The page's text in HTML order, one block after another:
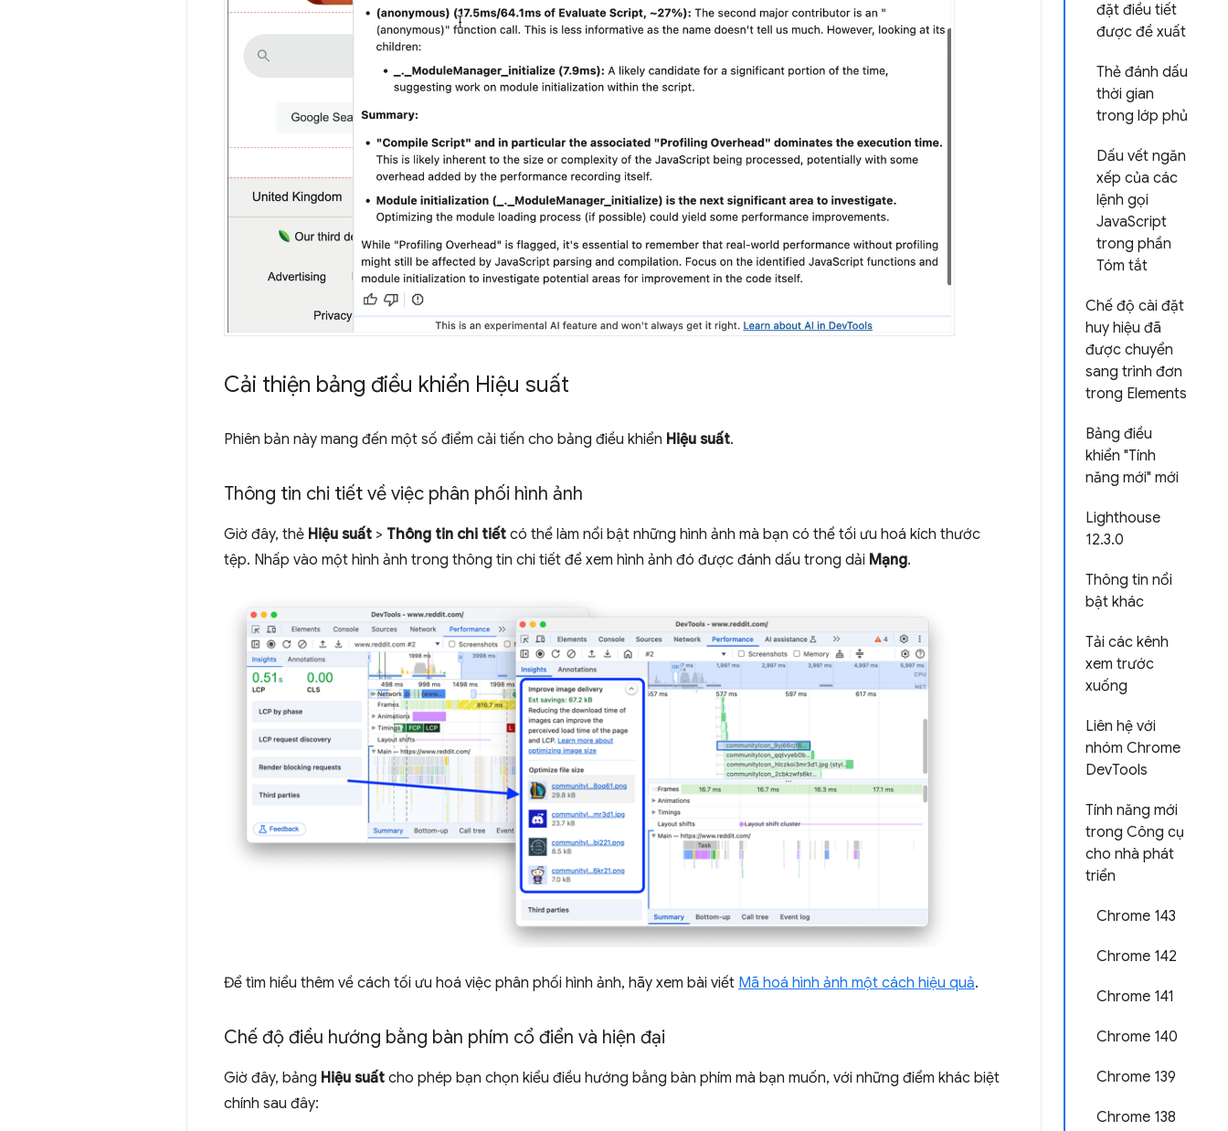
đặt điều tiết
được đề xuất
Thẻ đánh dấu
thời gian
trong lớp phủ
Dấu vết ngăn
xếp của các
lệnh gọi
JavaScript
trong phần
Tóm tắt
Chế độ cài đặt
huy hiệu đã
được chuyển
sang trình đơn
trong Elements
Bảng điều
khiển "Tính
năng mới" mới
Lighthouse
12.3.0
Thông tin nổi
bật khác
Tải các kênh
xem trước
xuống
Liên hệ với
nhóm Chrome
DevTools
Tính năng mới
trong Công cụ
cho nhà phát
triển
Chrome 143
Chrome 142
Chrome 141
Chrome 140
Chrome 139
Chrome 138
Cải thiện bảng điều khiển Hiệu suất
Phiên bản này mang đến một số điểm cải tiến cho bảng điều khiển Hiệu suất.
Thông tin chi tiết về việc phân phối hình ảnh
Giờ đây, thẻ Hiệu suất > Thông tin chi tiết có thể làm nổi bật những hình ảnh mà bạn có thể tối ưu hoá kích thước
tệp. Nhấp vào một hình ảnh trong thông tin chi tiết để xem hình ảnh đó được đánh dấu trong dải Mạng.
Để tìm hiểu thêm về cách tối ưu hoá việc phân phối hình ảnh, hãy xem bài viết Mã hoá hình ảnh một cách hiệu quả.
Chế độ điều hướng bằng bàn phím cổ điển và hiện đại
Giờ đây, bảng Hiệu suất cho phép bạn chọn kiểu điều hướng bằng bàn phím mà bạn muốn, với những điểm khác biệt
chính sau đây: